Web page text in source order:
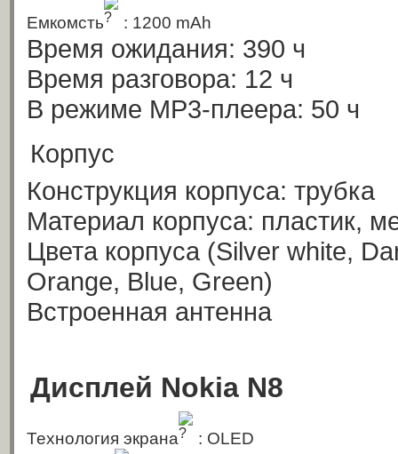
Емкомсть : 1200 mAh
Время ожидания: 390 ч
Время разговора: 12 ч
В режиме MP3-плеера: 50 ч
Корпус
Конструкция корпуса: трубка
Материал корпуса: пластик,
Цвета корпуса (Silver white,
Orange, Blue, Green)
Встроенная антенна
Дисплей Nokia N8
Технология экрана : OLED